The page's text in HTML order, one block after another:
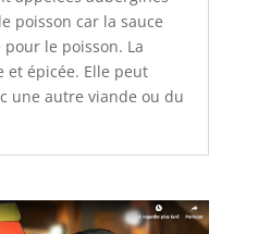
poisson car la sauce
le poisson. La
et épicée. Elle peut
une autre viande ou du